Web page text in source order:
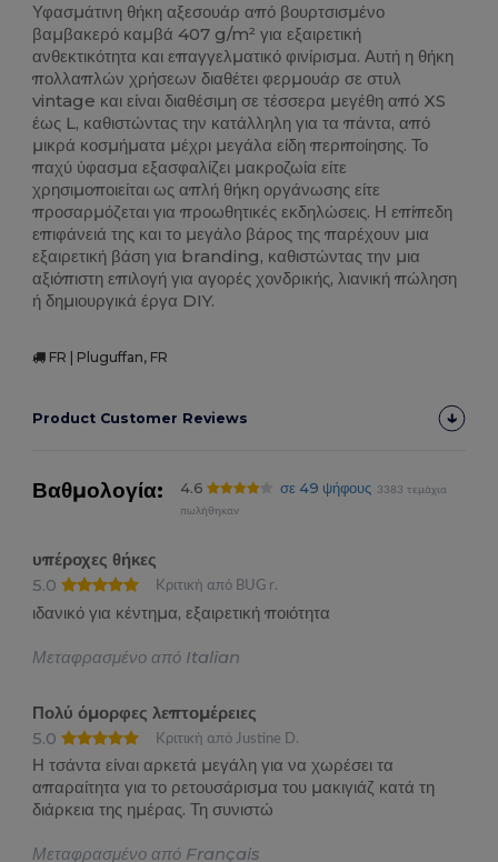
Υφασμάτινη θήκη αξεσουάρ από βουρτσισμένο
βαμβακερό καμβά 407 g/m² για εξαιρετική
ανθεκτικότητα και επαγγελματικό φινίρισμα. Αυτή η θήκη
πολλαπλών χρήσεων διαθέτει φερμουάρ σε στυλ
vintage και είναι διαθέσιμη σε τέσσερα μεγέθη από XS
έως L, καθιστώντας την κατάλληλη για τα πάντα, από
μικρά κοσμήματα μέχρι μεγάλα είδη περιποίησης. Το
παχύ ύφασμα εξασφαλίζει μακροζωία είτε
χρησιμοποιείται ως απλή θήκη οργάνωσης είτε
προσαρμόζεται για προωθητικές εκδηλώσεις. Η επίπεδη
επιφάνειά της και το μεγάλο βάρος της παρέχουν μια
εξαιρετική βάση για branding, καθιστώντας την μια
αξιόπιστη επιλογή για αγορές χονδρικής, λιανική πώληση
ή δημιουργικά έργα DIY.
FR | Pluguffan, FR
Product Customer Reviews
Βαθμολογία: 4.6 σε 49 ψήφους
3383 τεμάχια
πωλήθηκαν
υπέροχες θήκες
5.0
Κριτική από BUG r.
ιδανικό για κέντημα, εξαιρετική ποιότητα
Μεταφρασμένο από Italian
Πολύ όμορφες λεπτομέρειες
5.0
Κριτική από Justine D.
Η τσάντα είναι αρκετά μεγάλη για να χωρέσει τα
απαραίτητα για το ρετουσάρισμα του μακιγιάζ κατά τη
διάρκεια της ημέρας. Τη συνιστώ
Μεταφρασμένο από Français